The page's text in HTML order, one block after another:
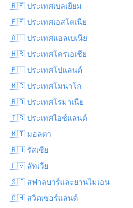
🇧🇪 ประเทศเบลเยียม
🇪🇪 ประเทศเอสโตเนีย
🇦🇱 ประเทศแอลเบเนีย
🇭🇷 ประเทศโครเอเชีย
🇵🇱 ประเทศโปแลนด์
🇲🇨 ประเทศโมนาโก
🇷🇴 ประเทศโรมาเนีย
🇮🇸 ประเทศไอซ์แลนด์
🇲🇹 มอลตา
🇷🇺 รัสเซีย
🇱🇻 ลัทเวีย
🇸🇯 สฟาลบาร์และยานไมเอน
🇨🇭 สวิตเซอร์แลนด์